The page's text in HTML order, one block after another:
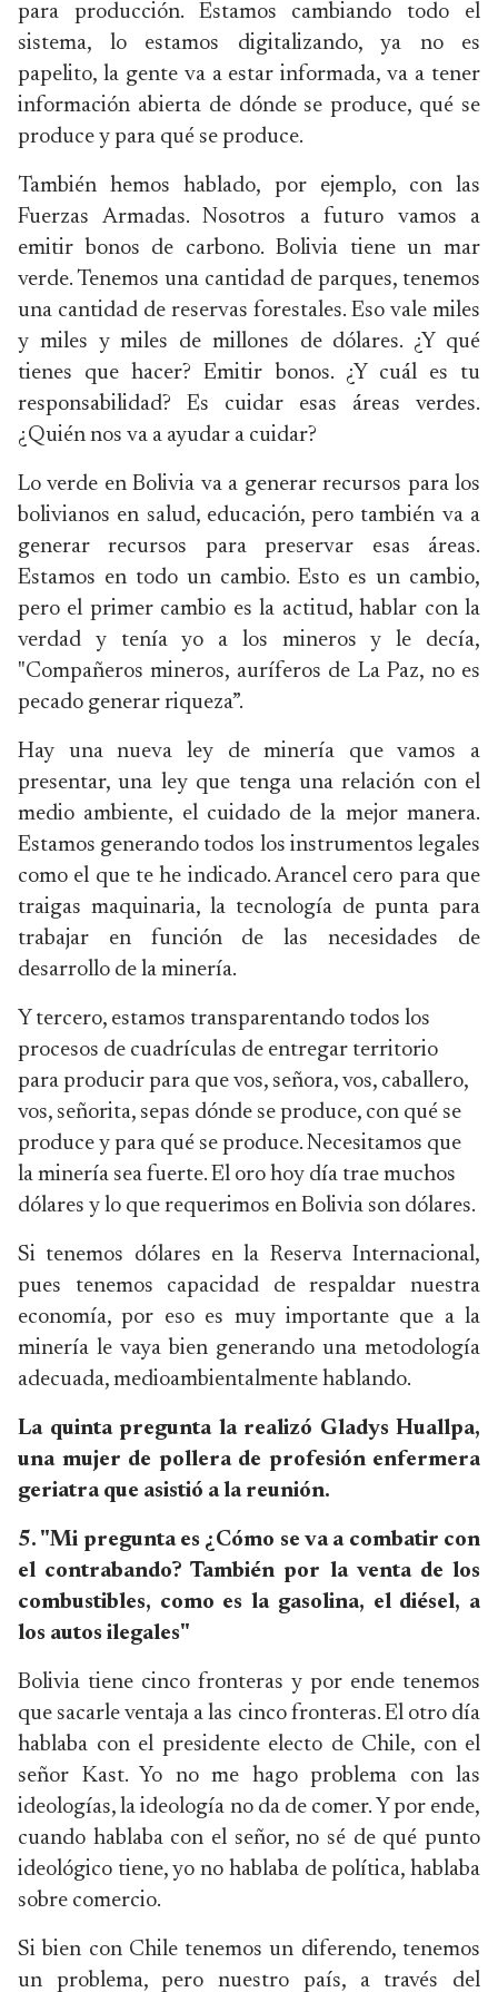
para producción. Estamos cambiando todo el
sistema, lo estamos digitalizando, ya no es
papelito, la gente va a estar informada, va a tener
información abierta de dónde se produce, qué se
produce y para qué se produce.
También hemos hablado, por ejemplo, con las
Fuerzas Armadas. Nosotros a futuro vamos a
emitir bonos de carbono. Bolivia tiene un mar
verde. Tenemos una cantidad de parques, tenemos
una cantidad de reservas forestales. Eso vale miles
y miles y miles de millones de dólares. ¿Y qué
tienes que hacer? Emitir bonos. ¿Y cuál es tu
responsabilidad? Es cuidar esas áreas verdes.
¿Quién nos va a ayudar a cuidar?
Lo verde en Bolivia va a generar recursos para los
bolivianos en salud, educación, pero también va a
generar recursos para preservar esas áreas.
Estamos en todo un cambio. Esto es un cambio,
pero el primer cambio es la actitud, hablar con la
verdad y tenía yo a los mineros y le decía,
"Compañeros mineros, auríferos de La Paz, no es
pecado generar riqueza”.
Hay una nueva ley de minería que vamos a
presentar, una ley que tenga una relación con el
medio ambiente, el cuidado de la mejor manera.
Estamos generando todos los instrumentos legales
como el que te he indicado. Arancel cero para que
traigas maquinaria, la tecnología de punta para
trabajar en función de las necesidades de
desarrollo de la minería.
Y tercero, estamos transparentando todos los
procesos de cuadrículas de entregar territorio
para producir para que vos, señora, vos, caballero,
vos, señorita, sepas dónde se produce, con qué se
produce y para qué se produce. Necesitamos que
la minería sea fuerte. El oro hoy día trae muchos
dólares y lo que requerimos en Bolivia son dólares.
Si tenemos dólares en la Reserva Internacional,
pues tenemos capacidad de respaldar nuestra
economía, por eso es muy importante que a la
minería le vaya bien generando una metodología
adecuada, medioambientalmente hablando.
La quinta pregunta la realizó Gladys Huallpa,
una mujer de pollera de profesión enfermera
geriatra que asistió a la reunión.
5. "Mi pregunta es ¿Cómo se va a combatir con
el contrabando? También por la venta de los
combustibles, como es la gasolina, el diésel, a
los autos ilegales"
Bolivia tiene cinco fronteras y por ende tenemos
que sacarle ventaja a las cinco fronteras. El otro día
hablaba con el presidente electo de Chile, con el
señor Kast. Yo no me hago problema con las
ideologías, la ideología no da de comer. Y por ende,
cuando hablaba con el señor, no sé de qué punto
ideológico tiene, yo no hablaba de política, hablaba
sobre comercio.
Si bien con Chile tenemos un diferendo, tenemos
un problema, pero nuestro país, a través del